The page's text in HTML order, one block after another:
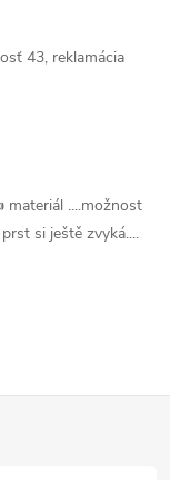
43, reklamácia
materiál ....možnost
si ještě zvyká....